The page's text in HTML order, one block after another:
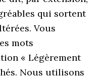
qui sortent
Vous
mots
« Légèrement
Nous utilisons